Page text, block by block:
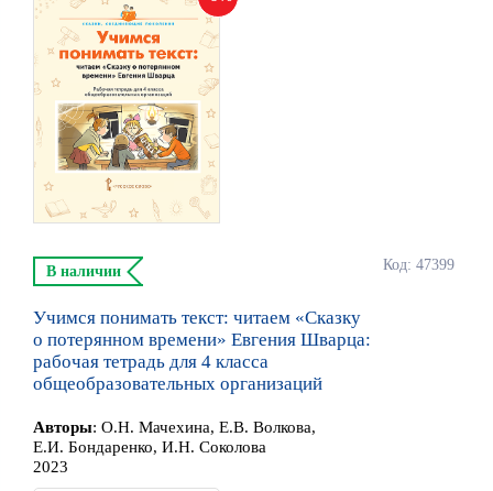
Код: 47399
В наличии
Учимся понимать текст: читаем «Сказку
о потерянном времени» Евгения Шварца:
рабочая тетрадь для 4 класса
общеобразовательных организаций
Авторы: О.Н. Мачехина, Е.В. Волкова,
Е.И. Бондаренко, И.Н. Соколова
2023